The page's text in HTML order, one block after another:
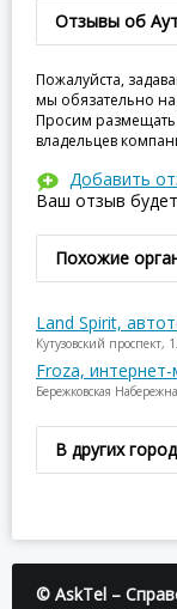
Отзывы об
Пожалуйста,
мы обязательно на
Просим размещать
владельцев
Добавить
Ваш отзыв
Похожие
Land Spirit,
Кутузовский проспект,
Froza,
Бережковская
В других
© AskTel –